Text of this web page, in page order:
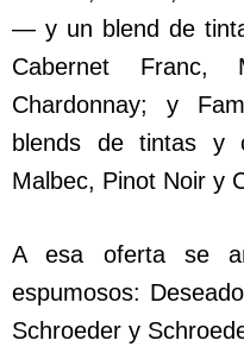
— y un blend de
Cabernet
Chardonnay; y
blends de tintas y
Malbec, Pinot Noir y
A esa oferta se
espumosos:
Schroeder y